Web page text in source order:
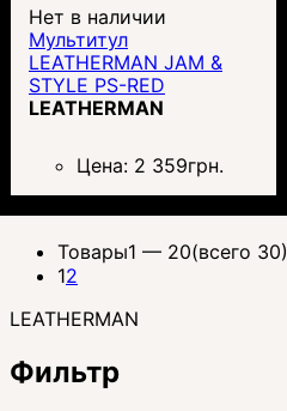
Нет в наличии
Мультитул
LEATHERMAN JAM &
STYLE PS-RED
LEATHERMAN
Цена: 2 359грн.
Товары1 — 20(всего 30)
12
LEATHERMAN
Фильтр